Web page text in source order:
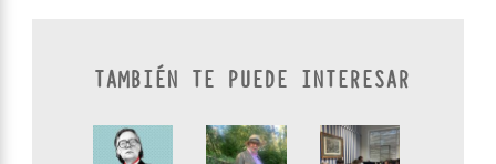
TAMBIÉN TE PUEDE INTERESAR